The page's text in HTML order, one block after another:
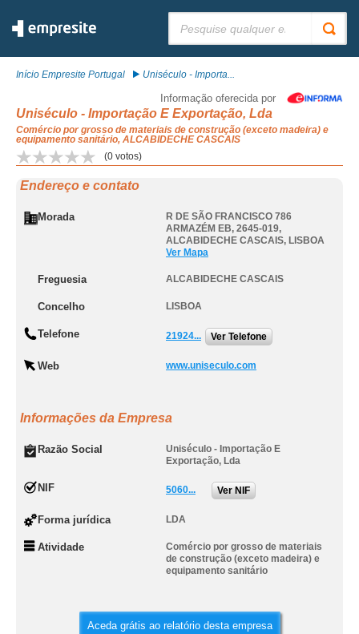
Início Empresite Portugal Uniséculo - Importa...
Informação oferecida por
Uniséculo - Importação E Exportação, Lda
Comércio por grosso de materiais de construção (exceto madeira) e
equipamento sanitário, ALCABIDECHE CASCAIS
(0 votos)
Endereço e contato
Morada
R DE SÃO FRANCISCO 786
ARMAZÉM EB, 2645-019,
ALCABIDECHE CASCAIS, LISBOA
Ver Mapa
Freguesia ALCABIDECHE CASCAIS
Concelho LISBOA
Telefone 21924... Ver Telefone
Web www.uniseculo.com
Informações da Empresa
Razão Social
Uniséculo - Importação E
Exportação, Lda
NIF 5060... Ver NIF
Forma jurídica LDA
Atividade
Comércio por grosso de materiais
de construção (exceto madeira) e
equipamento sanitário
Aceda grátis ao relatório desta empresa